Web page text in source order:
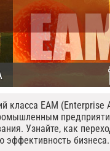
класса EAM (Enterprise
Узнайте, как
бизнеса.